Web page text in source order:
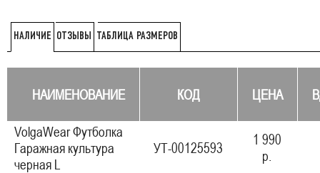
НАЛИЧИЕ ОТЗЫВЫ ТАБЛИЦА РАЗМЕРОВ
НАИМЕНОВАНИЕ КОД ЦЕНА
VolgaWear Футболка
Гаражная культура
черная L
УТ-00125593
1 990
р.